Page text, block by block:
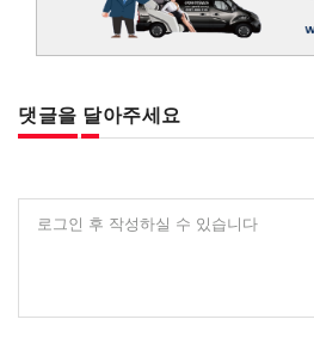
댓글을 달아주세요
로그인 후 작성하실 수 있습니다